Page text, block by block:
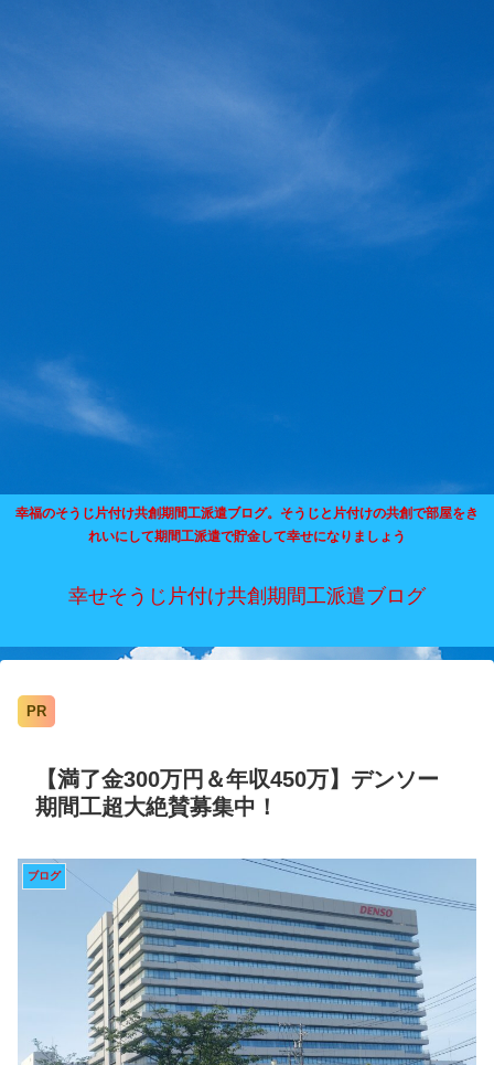
幸福のそうじ片付け共創期間工派遣ブログ。そうじと片付けの共創で部屋をき
れいにして期間工派遣で貯金して幸せになりましょう
幸せそうじ片付け共創期間工派遣ブログ
PR
【満了金300万円＆年収450万】デンソー
期間工超大絶賛募集中！
ブログ